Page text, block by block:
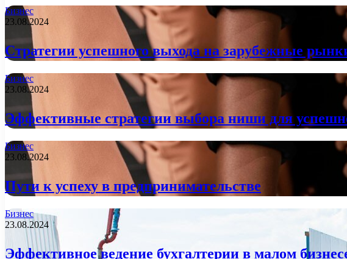
Бизнес
23.08.2024
Стратегии успешного выхода на зарубежные
Бизнес
23.08.2024
Эффективные стратегии выбора ниши для
Бизнес
23.08.2024
Пути к успеху в предпринимательстве
Бизнес
23.08.2024
Эффективное ведение бухгалтерии в малом